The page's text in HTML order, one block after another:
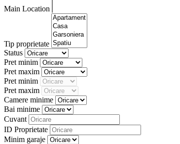
Main Location
Tip proprietate
Status
Pret minim
Pret maxim
Pret minim
Pret maxim
Camere minime
Bai minime
Cuvant
ID Proprietate
Minim garaje